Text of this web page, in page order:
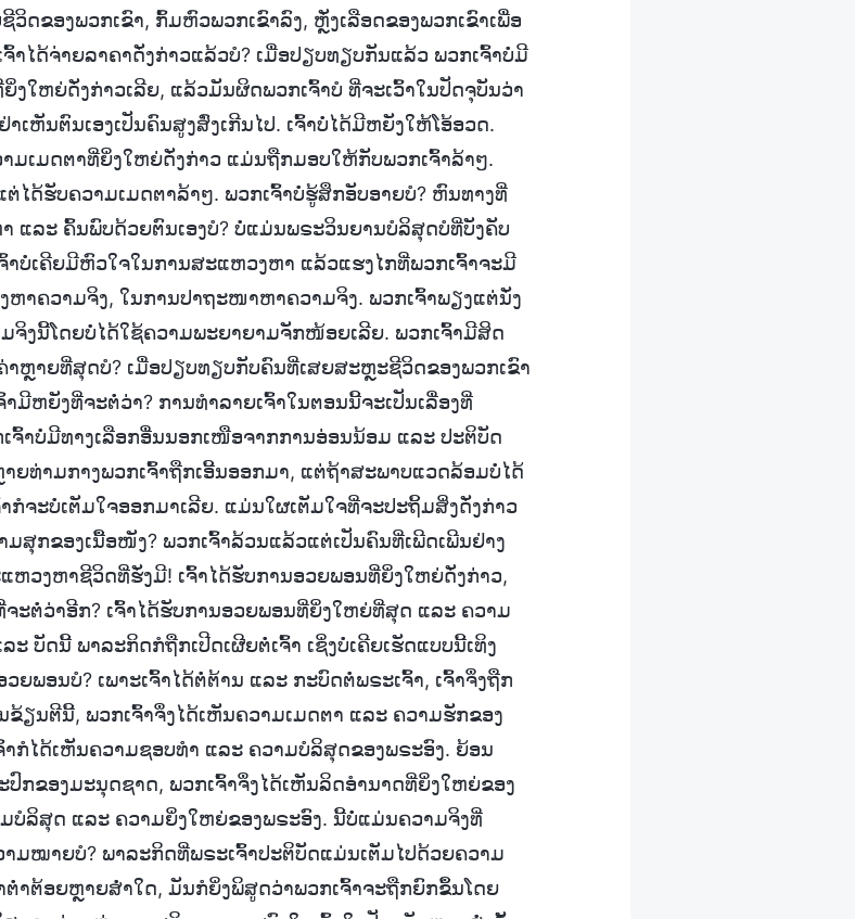
ດຂອງພວກເຂົາ, ກົ້ມຫົວພວກເຂົາລົງ, ຫຼັ່ງເລືອດຂອງພວກເຂົາເພື່ອ
ໄດ້ຈ່າຍລາຄາດັ່ງກ່າວແລ້ວບໍ? ເມື່ອປຽບທຽບກັນແລ້ວ ພວກເຈົ້າບໍ່ມີ
ໃຫຍ່ດັ່ງກ່າວເລີຍ, ແລ້ວມັນຜິດພວກເຈົ້າບໍ ທີ່ຈະເວົ້າໃນປັດຈຸບັນວ່າ
າເຫັນຕົນເອງເປັນຄົນສູງສົ່ງເກີນໄປ. ເຈົ້າບໍ່ໄດ້ມີຫຍັງໃຫ້ໂອ້ອວດ.
ມເມດຕາທີ່ຍິ່ງໃຫຍ່ດັ່ງກ່າວ ແມ່ນຖືກມອບໃຫ້ກັບພວກເຈົ້າລ້າໆ.
ໄດ້ຮັບຄວາມເມດຕາລ້າໆ. ພວກເຈົ້າບໍ່ຮູ້ສຶກອັບອາຍບໍ? ຫົນທາງທີ່
ແລະ ຄົ້ນພົບດ້ວຍຕົນເອງບໍ? ບໍ່ແມ່ນພຣະວິນຍານບໍລິສຸດບໍທີ່ບັງຄັບ
າບໍ່ເຄີຍມີຫົວໃຈໃນການສະແຫວງຫາ ແລ້ວແຮງໄກທີ່ພວກເຈົ້າຈະມີ
າຄວາມຈິງ, ໃນການປາຖະໜາຫາຄວາມຈິງ. ພວກເຈົ້າພຽງແຕ່ນັ່ງ
ຈິງນີ້ໂດຍບໍ່ໄດ້ໃຊ້ຄວາມພະຍາຍາມຈັກໜ້ອຍເລີຍ. ພວກເຈົ້າມີສິດ
າຫຼາຍທີ່ສຸດບໍ? ເມື່ອປຽບທຽບກັບຄົນທີ່ເສຍສະຫຼະຊີວິດຂອງພວກເຂົາ
ມີຫຍັງທີ່ຈະຕໍ່ວ່າ? ການທຳລາຍເຈົ້າໃນຕອນນີ້ຈະເປັນເລື່ອງທີ່
ຈົ້າບໍ່ມີທາງເລືອກອື່ນນອກເໜືອຈາກການອ່ອນນ້ອມ ແລະ ປະຕິບັດ
ຍທ່າມກາງພວກເຈົ້າຖືກເອີ້ນອອກມາ, ແຕ່ຖ້າສະພາບແວດລ້ອມບໍ່ໄດ້
າກໍຈະບໍ່ເຕັມໃຈອອກມາເລີຍ. ແມ່ນໃຜເຕັມໃຈທີ່ຈະປະຖິ້ມສິ່ງດັ່ງກ່າວ
ສຸກຂອງເນື້ອໜັງ? ພວກເຈົ້າລ້ວນແລ້ວແຕ່ເປັນຄົນທີ່ເພີດເພີນຢ່າງ
ຫວງຫາຊີວິດທີ່ຮັ່ງມີ! ເຈົ້າໄດ້ຮັບການອວຍພອນທີ່ຍິ່ງໃຫຍ່ດັ່ງກ່າວ,
ຈະຕໍ່ວ່າອີກ? ເຈົ້າໄດ້ຮັບການອວຍພອນທີ່ຍິ່ງໃຫຍ່ທີ່ສຸດ ແລະ ຄວາມ
ບັດນີ້ ພາລະກິດກໍຖືກເປີດເຜີຍຕໍ່ເຈົ້າ ເຊິ່ງບໍ່ເຄີຍເຮັດແບບນີ້ເທິງ
ພອນບໍ? ເພາະເຈົ້າໄດ້ຕໍ່ຕ້ານ ແລະ ກະບົດຕໍ່ພຣະເຈົ້າ, ເຈົ້າຈຶ່ງຖືກ
ຽນຕີນີ້, ພວກເຈົ້າຈຶ່ງໄດ້ເຫັນຄວາມເມດຕາ ແລະ ຄວາມຮັກຂອງ
າກໍໄດ້ເຫັນຄວາມຊອບທຳ ແລະ ຄວາມບໍລິສຸດຂອງພຣະອົງ. ຍ້ອນ
ກຂອງມະນຸດຊາດ, ພວກເຈົ້າຈຶ່ງໄດ້ເຫັນລິດອຳນາດທີ່ຍິ່ງໃຫຍ່ຂອງ
ບໍລິສຸດ ແລະ ຄວາມຍິ່ງໃຫຍ່ຂອງພຣະອົງ. ນີ້ບໍ່ແມ່ນຄວາມຈິງທີ່
ມໝາຍບໍ? ພາລະກິດທີ່ພຣະເຈົ້າປະຕິບັດແມ່ນເຕັມໄປດ້ວຍຄວາມ
າຕ້ອຍຫຼາຍສໍ່າໃດ, ມັນກໍຍິ່ງພິສູດວ່າພວກເຈົ້າຈະຖືກຍົກຂຶ້ນໂດຍ